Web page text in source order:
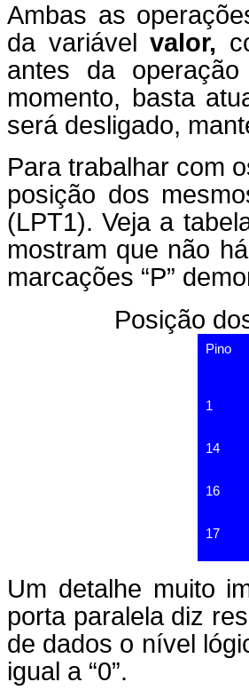
Ambas as
da variávelvalor,
antes da
momento, basta
será desligado,
Para trabalhar com
posição dos
(LPT1). Veja a
mostram que não
marcações “P”
Posição
Pino
1
14
16
17
Um detalhe muito
porta paralela diz
de dados o nível
igual a “0”.